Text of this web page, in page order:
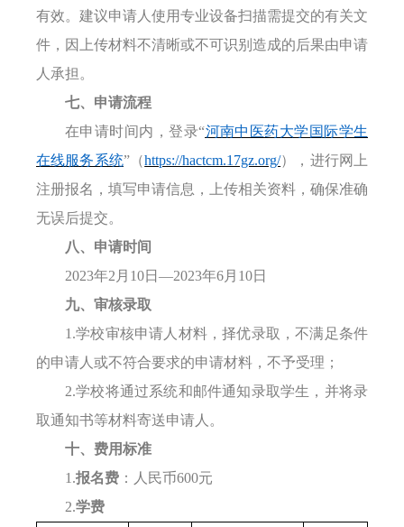
有效。建议申请人使用专业设备扫描需提交的有关文
件，因上传材料不清晰或不可识别造成的后果由申请
人承担。
七、申请流程
在申请时间内，登录“河南中医药大学国际学生
在线服务系统”（https://hactcm.17gz.org/），进行网上
注册报名 ，填写申请信息 ，上传相关资料 ， 确保准确
无误后提交。
八、申请时间
2023年2 月 10日—2023年6月 10日
九、审核录取
1 .学校审核申请人材料，择优录取，不满足条件
的申请人或不符合要求的申请材料，不予受理；
2.学校将通过系统和邮件通知录取学生，并将录
取通知书等材料寄送申请人。
十、费用标准
1 .报名费 ： 人民币600元
2.学费